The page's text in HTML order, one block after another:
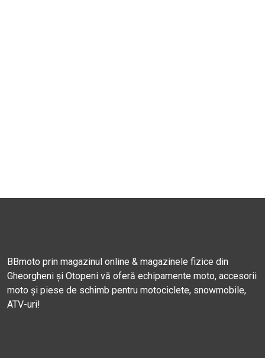
BBmoto prin magazinul online & magazinele fizice din
Gheorgheni și Otopeni vă oferă echipamente moto, accesorii
moto și piese de schimb pentru motociclete, snowmobile,
ATV-uri!